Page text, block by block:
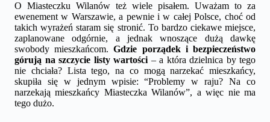
O Miasteczku Wilanów też wiele pisałem. Uważam to za
ewenement w Warszawie, a pewnie i w całej Polsce, choć od
takich wyrażeń staram się stronić. To bardzo ciekawe miejsce,
zaplanowane odgórnie, a jednak wnoszące dużą dawkę
swobody mieszkańcom.Gdzie porządek i bezpieczeństwo
górują na szczycie listy wartości – a która dzielnica by tego
nie chciała? Lista tego, na co mogą narzekać mieszkańcy,
skupiła się w jednym wpisie:“Problemy w raju? Na co
narzekają mieszkańcy Miasteczka Wilanów”, a więc nie ma
tego dużo.